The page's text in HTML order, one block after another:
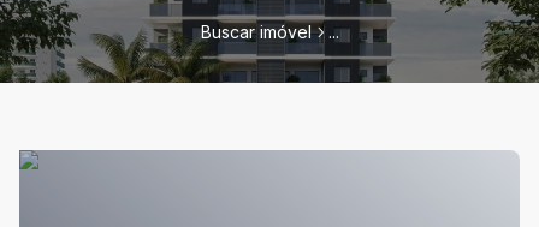
Buscar imóvel ...